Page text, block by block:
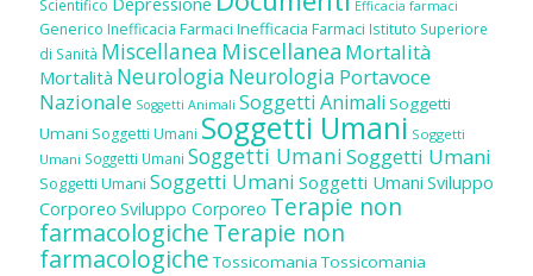
Scientifico
Efficacia farmaci
Generico Inefficacia Farmaci Inefficacia Farmaci Istituto Superiore
di Sanità Miscellanea Miscellanea Mortalità
Mortalità Neurologia Neurologia Portavoce
Nazionale Soggetti Animali Soggetti Animali Soggetti
Umani Soggetti Umani Soggetti Umani Soggetti
Umani Soggetti Umani Soggetti UmaniSoggetti Umani
Soggetti Umani Soggetti Umani Soggetti Umani Sviluppo
Corporeo Sviluppo Corporeo Terapie non
farmacologicheTerapie non
farmacologiche Tossicomania Tossicomania